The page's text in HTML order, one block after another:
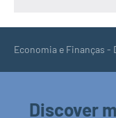
Economia e Finanças -
Discover